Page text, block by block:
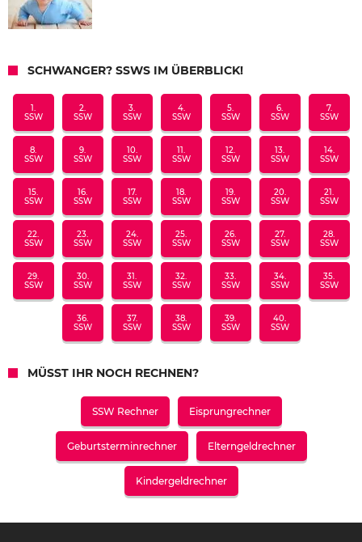
SCHWANGER? SSWS IM ÜBERBLICK!
1.
SSW
2.
SSW
3.
SSW
4.
SSW
5.
SSW
6.
SSW
7.
SSW
8.
SSW
9.
SSW
10.
SSW
11.
SSW
12.
SSW
13.
SSW
14.
SSW
15.
SSW
16.
SSW
17.
SSW
18.
SSW
19.
SSW
20.
SSW
21.
SSW
22.
SSW
23.
SSW
24.
SSW
25.
SSW
26.
SSW
27.
SSW
28.
SSW
29.
SSW
30.
SSW
31.
SSW
32.
SSW
33.
SSW
34.
SSW
35.
SSW
36.
SSW
37.
SSW
38.
SSW
39.
SSW
40.
SSW
MÜSST IHR NOCH RECHNEN?
SSW Rechner Eisprungrechner
Geburtsterminrechner Elterngeldrechner
Kindergeldrechner